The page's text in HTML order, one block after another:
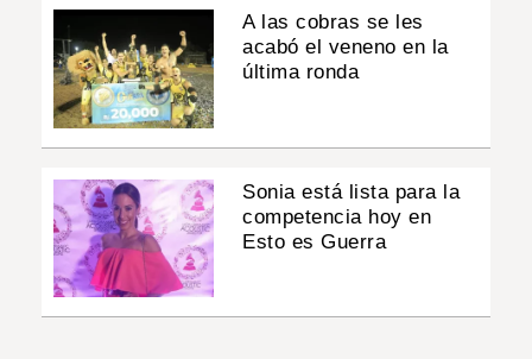
A las cobras se les
acabó el veneno en la
última ronda
Sonia está lista para la
competencia hoy en
Esto es Guerra